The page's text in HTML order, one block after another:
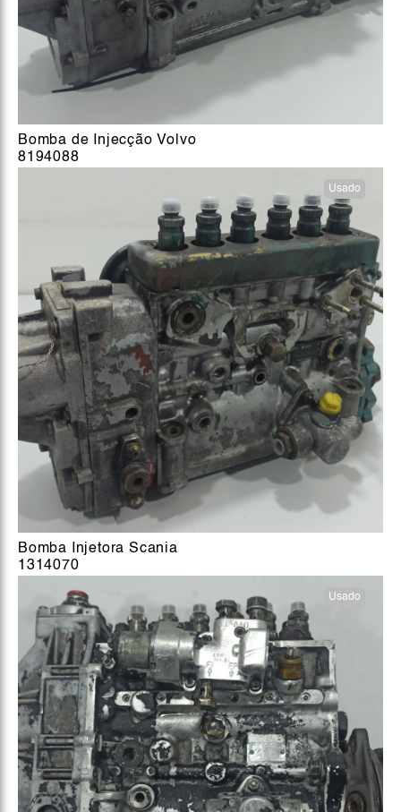
Bomba de Injecção Volvo
8194088
Usado
Bomba Injetora Scania
1314070
Usado